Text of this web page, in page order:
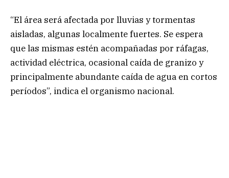
“El área será afectada por lluvias y tormentas
aisladas, algunas localmente fuertes. Se espera
que las mismas estén acompañadas por ráfagas,
actividad eléctrica, ocasional caída de granizo y
principalmente abundante caída de agua en cortos
períodos”, indica el organismo nacional.